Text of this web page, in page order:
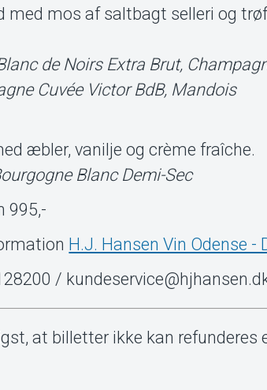
med mos af saltbagt selleri og
de Noirs Extra Brut,
Cuvée Victor BdB, Mandois
æbler, vanilje og crème fraîche.
Blanc Demi-Sec
995,-
H.J. Hansen Vin Odense -
/
at billetter ikke kan refunderes